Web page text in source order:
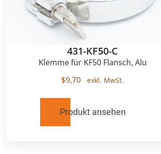
431-KF50-C
Klemme für KF50 Flansch, Alu
$9,70
Produkt ansehen